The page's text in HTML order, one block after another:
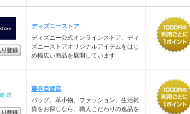
ディズニーストア
ディズニー公式オンラインストア。ディ
ズニーストアオリジナルアイテムをはじ
め幅広い商品を展開しています
藤巻百貨店
バッグ、革小物、ファッション、生活雑
貨をお探しなら。職人こだわりの逸品を